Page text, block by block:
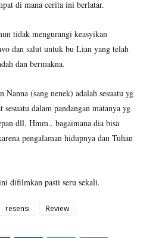
di mana cerita ini berlatar.
tidak mengurangi keasyikan
dan salut untuk bu Lian yang telah
dan bermakna.
Nanna (sang nenek) adalah sesuatu yg
dalam pandangan matanya yg
dll. Hmm.. bagaimana dia bisa
pengalaman hidupnya dan Tuhan
difilmkan pasti seru sekali.
resensi Review